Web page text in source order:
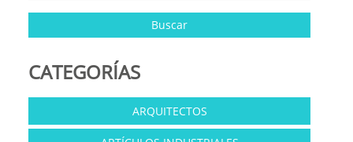
CATEGORÍAS
ARQUITECTOS